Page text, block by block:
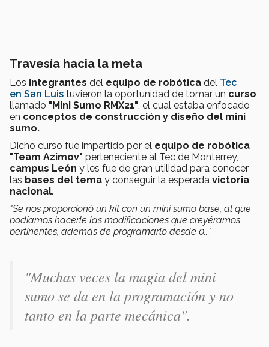
Travesía hacia la meta
Los integrantes del equipo de robótica del Tec
en San Luis tuvieron la oportunidad de tomar un curso
llamado "Mini Sumo RMX21", el cual estaba enfocado
en conceptos de construcción y diseño del mini
sumo.
Dicho curso fue impartido por el equipo de robótica
"Team Azimov" perteneciente al Tec de Monterrey,
campus León y les fue de gran utilidad para conocer
las bases del tema y conseguir la esperada victoria
nacional.
"Se nos proporcionó un kit con un mini sumo base, al que
podíamos hacerle las modificaciones que creyéramos
pertinentes, además de programarlo desde 0..."
"Muchas veces la magia del mini
sumo se da en la programación y no
tanto en la parte mecánica".